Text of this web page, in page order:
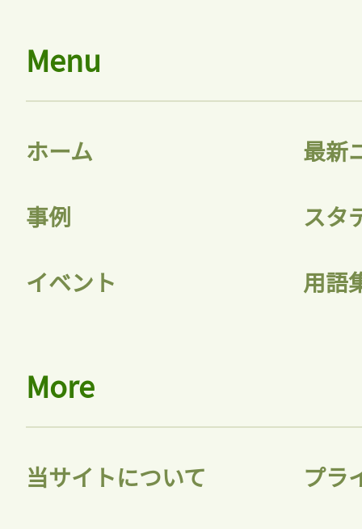
Menu
ホーム 最新
事例 スタ
イベント 用語
More
当サイトについて プラ